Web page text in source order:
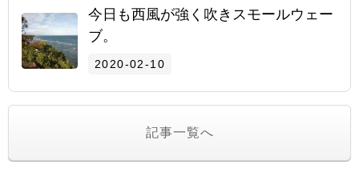
今日も西風が強く吹きスモールウェー
ブ。
2020-02-10
記事一覧へ